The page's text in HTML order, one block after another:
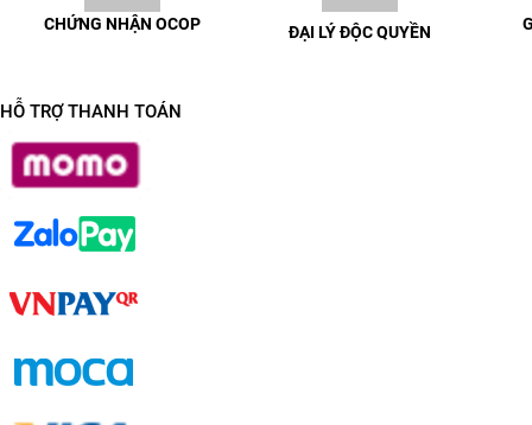
CHỨNG NHẬN OCOP ĐẠI LÝ ĐỘC QUYỀN
HỖ TRỢ THANH TOÁN